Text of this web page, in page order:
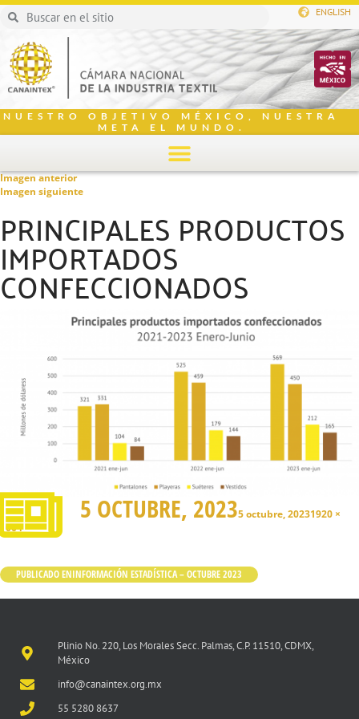
ENGLISH
NUESTRO OBJETIVO MÉXICO, NUESTRA
META EL MUNDO.
Imagen anterior
Imagen siguiente
PRINCIPALES PRODUCTOS
IMPORTADOS
CONFECCIONADOS
5 OCTUBRE, 20235 octubre, 20231920 ×
1004
PUBLICADO ENINFORMACIÓN ESTADÍSTICA – OCTUBRE 2023
Plinio No. 220, Los Morales Secc. Palmas, C.P. 11510, CDMX,
México
info@canaintex.org.mx
55 5280 8637